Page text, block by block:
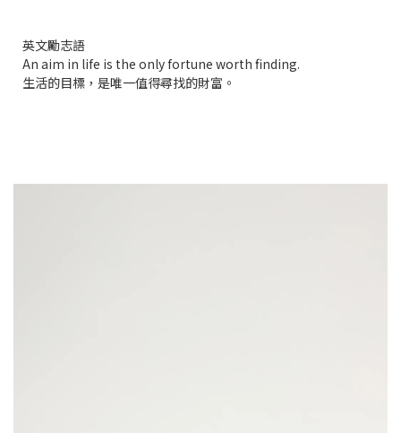
英文勵志語
An aim in life is the only fortune worth finding.
生活的目標，是唯一值得尋找的財富。